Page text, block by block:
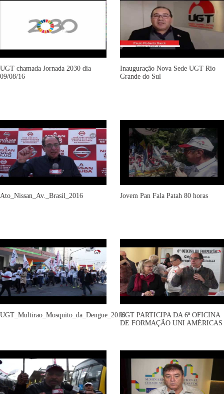
UGT chamada Jornada 2030 dia
09/08/16
Inauguração Nova Sede UGT Rio
Grande do Sul
Ato_Nissan_Av._Brasil_2016 Jovem Pan Fala Patah 80 horas
UGT_Multirao_Mosquito_da_Dengue_2016UGT PARTICIPA DA 6ª OFICINA
DE FORMAÇÃO UNI AMÉRICAS